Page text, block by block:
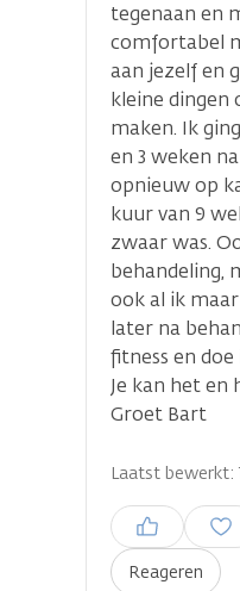
tegenaan en
comfortabel
aan jezelf en
kleine dingen
maken. Ik
en 3 weken
opnieuw op
kuur van 9
zwaar was.
behandeling,
ook al ik
later na
fitness en
Je kan het en
Groet Bart
Laatst bewerkt:
Reageren
Inloggen om
plaatsen